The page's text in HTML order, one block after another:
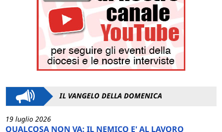
IL VANGELO DELLA DOMENICA
19 luglio 2026
QUALCOSA NON VA: IL NEMICO E' AL LAVORO